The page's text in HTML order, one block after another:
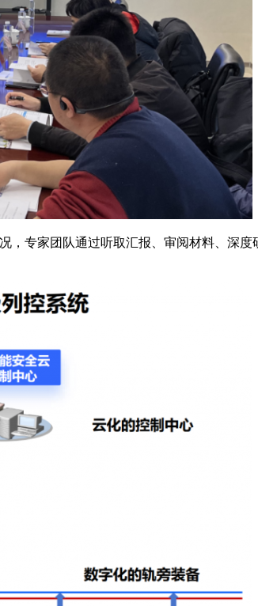
专家团队通过听取汇报、审阅材料、深